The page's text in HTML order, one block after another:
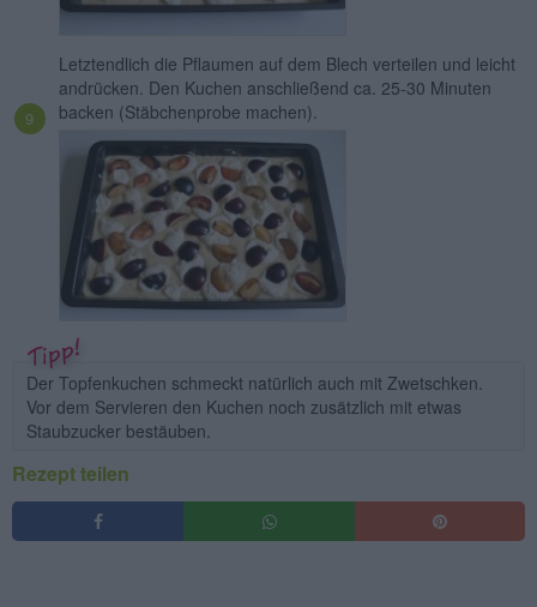
Letztendlich die Pflaumen auf dem Blech verteilen und leicht
andrücken. Den Kuchen anschließend ca. 25-30 Minuten
backen (Stäbchenprobe machen).
Der Topfenkuchen schmeckt natürlich auch mit Zwetschken.
Vor dem Servieren den Kuchen noch zusätzlich mit etwas
Staubzucker bestäuben.
Rezept teilen